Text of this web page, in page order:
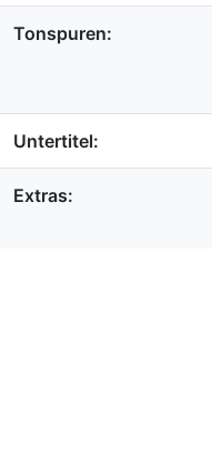
Tonspuren:
Untertitel:
Extras: